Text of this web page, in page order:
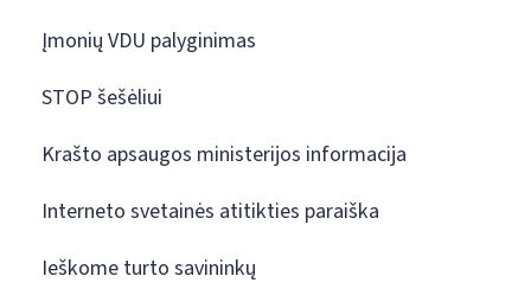
Įmonių VDU palyginimas
STOP šešėliui
Krašto apsaugos ministerijos informacija
Interneto svetainės atitikties paraiška
Ieškome turto savininkų